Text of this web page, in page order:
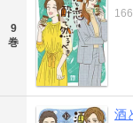
9
巻
酒